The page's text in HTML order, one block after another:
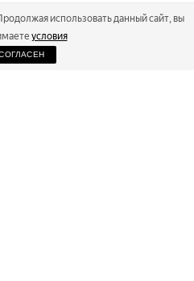
2026
использовать данный сайт, вы
условия